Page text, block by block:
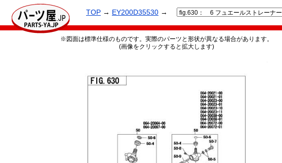
TOP → EY200D35530 →
※図面は標準仕様のものです。実際のパーツと形状が異なる場合があります。
(画像をクリックすると拡大します)